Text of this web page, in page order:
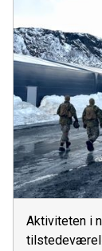
Aktiviteten i